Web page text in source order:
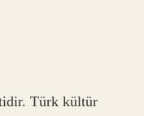
Türk kültür